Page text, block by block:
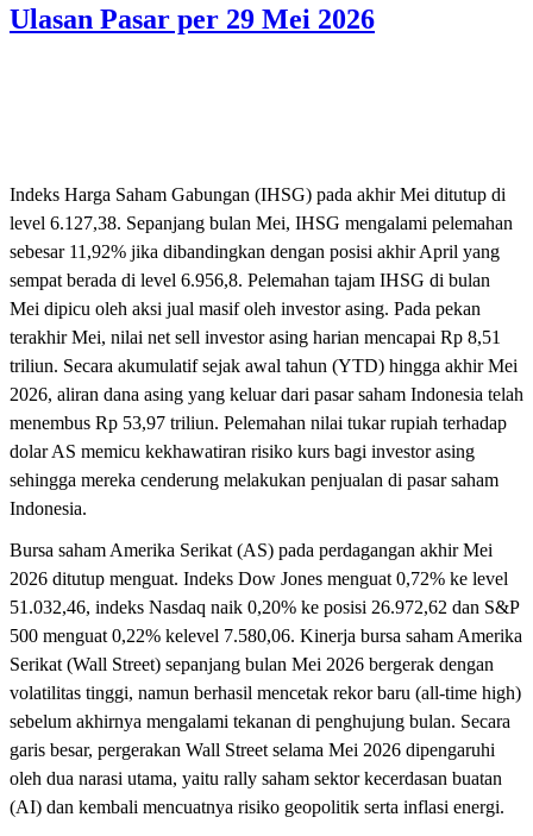
Ulasan Pasar per 29 Mei 2026
Indeks Harga Saham Gabungan (IHSG) pada akhir Mei ditutup di
level 6.127,38. Sepanjang bulan Mei, IHSG mengalami pelemahan
sebesar 11,92% jika dibandingkan dengan posisi akhir April yang
sempat berada di level 6.956,8. Pelemahan tajam IHSG di bulan
Mei dipicu oleh aksi jual masif oleh investor asing. Pada pekan
terakhir Mei, nilai net sell investor asing harian mencapai Rp 8,51
triliun. Secara akumulatif sejak awal tahun (YTD) hingga akhir Mei
2026, aliran dana asing yang keluar dari pasar saham Indonesia telah
menembus Rp 53,97 triliun. Pelemahan nilai tukar rupiah terhadap
dolar AS memicu kekhawatiran risiko kurs bagi investor asing
sehingga mereka cenderung melakukan penjualan di pasar saham
Indonesia.
Bursa saham Amerika Serikat (AS) pada perdagangan akhir Mei
2026 ditutup menguat. Indeks Dow Jones menguat 0,72% ke level
51.032,46, indeks Nasdaq naik 0,20% ke posisi 26.972,62 dan S&P
500 menguat 0,22% kelevel 7.580,06. Kinerja bursa saham Amerika
Serikat (Wall Street) sepanjang bulan Mei 2026 bergerak dengan
volatilitas tinggi, namun berhasil mencetak rekor baru (all-time high)
sebelum akhirnya mengalami tekanan di penghujung bulan. Secara
garis besar, pergerakan Wall Street selama Mei 2026 dipengaruhi
oleh dua narasi utama, yaitu rally saham sektor kecerdasan buatan
(AI) dan kembali mencuatnya risiko geopolitik serta inflasi energi.